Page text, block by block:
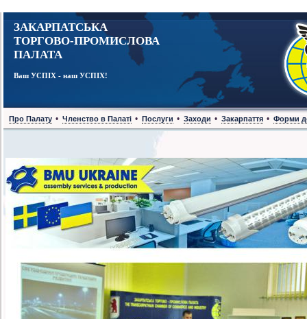
ЗАКАРПАТСЬКА
ТОРГОВО-ПРОМИСЛОВА
ПАЛАТА
Ваш УСПІХ - наш УСПІХ!
Про Палату • Членство в Палаті • Послуги • Заходи • Закарпаття • Форми